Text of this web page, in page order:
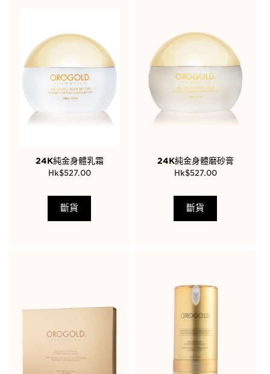
24K純金身體乳霜
$527.00
斷貨
24K純金身體磨砂膏
$527.00
斷貨